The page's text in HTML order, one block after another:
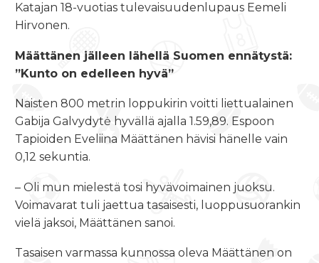
Katajan 18-vuotias tulevaisuudenlupaus Eemeli
Hirvonen.
Määttänen jälleen lähellä Suomen ennätystä:
”Kunto on edelleen hyvä”
Naisten 800 metrin loppukirin voitti liettualainen
Gabija Galvydytė hyvällä ajalla 1.59,89. Espoon
Tapioiden Eveliina Määttänen hävisi hänelle vain
0,12 sekuntia.
– Oli mun mielestä tosi hyvävoimainen juoksu.
Voimavarat tuli jaettua tasaisesti, luoppusuorankin
vielä jaksoi, Määttänen sanoi.
Tasaisen varmassa kunnossa oleva Määttänen on